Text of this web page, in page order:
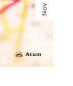
Nov